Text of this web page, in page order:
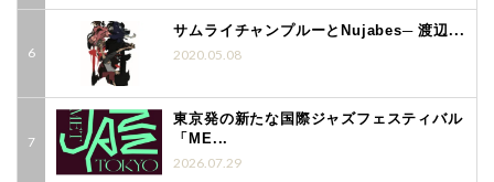
サムライチャンプルーとNujabes─ 渡辺...
2020.05.08
東京発の新たな国際ジャズフェスティバル
「ME...
2026.07.29